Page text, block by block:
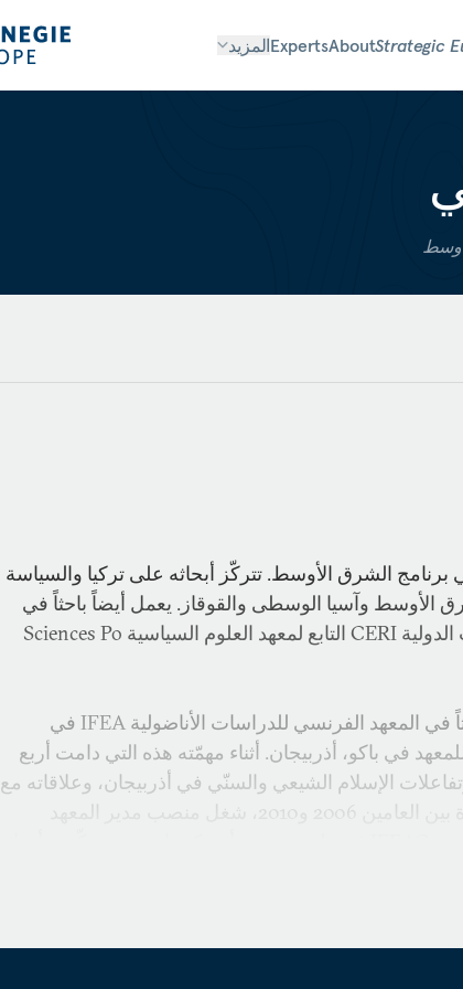
Strategic
About
Expertsالمزيد
الشرق الأوسط. تتركّز أبحاثه على تركيا والسياسة
الأوسط وآسيا الوسطى والقوقاز. يعمل أيضاً باحثاً في
مركز الدراسات والأبحاث الدولية CERI التابع لمعهد العلوم السياسية Sciences Po
أسّس بالسي، بصفته باحثاً في المعهد الفرنسي للدراسات الأناضولية IFEA في
في باكو، أذربيجان. أثناء مهمّته هذه التي دامت أربع
الإسلام الشيعي والسنّي في أذربيجان، وعلاقاته مع
إيران. وفي الفترة الممتدة بين العامين 2006 و2010، شغل منصب مدير المعهد
الوسطى.